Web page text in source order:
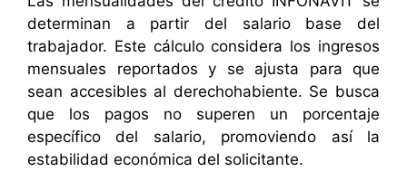
determinan a partir del salario base del
trabajador. Este cálculo considera los ingresos
mensuales reportados y se ajusta para que
sean accesibles al derechohabiente. Se busca
que los pagos no superen un porcentaje
específico del salario, promoviendo así la
estabilidad económica del solicitante.